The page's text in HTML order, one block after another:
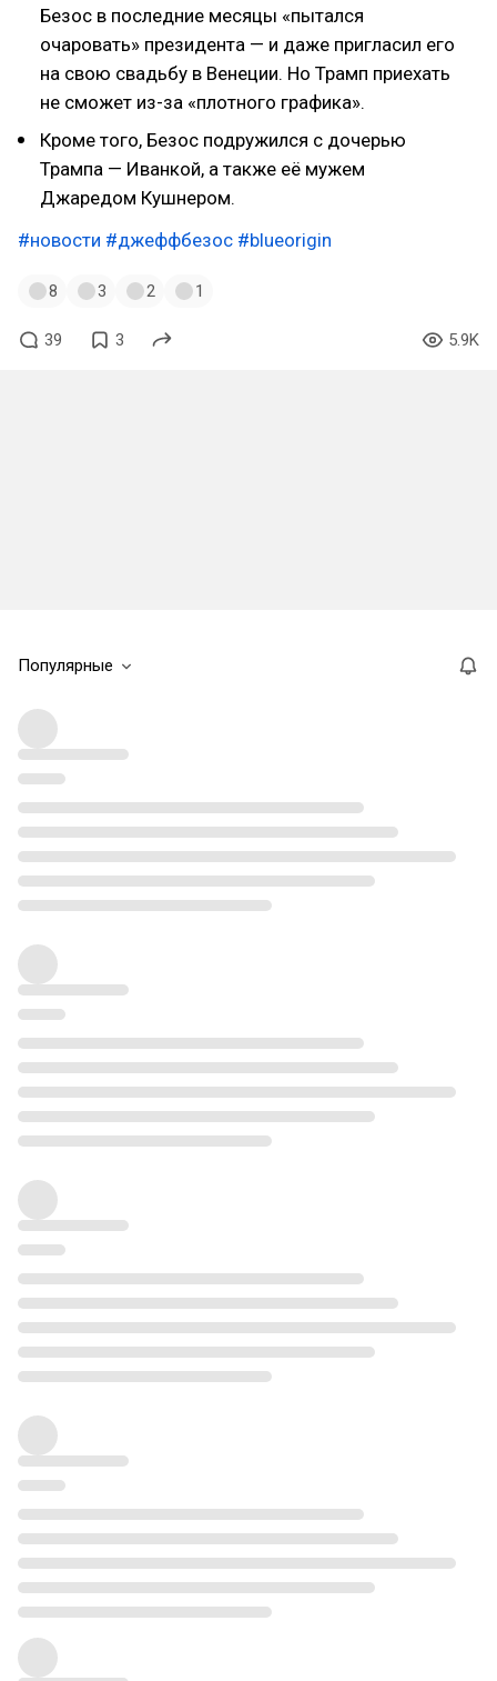
Безос в последние месяцы «пытался
очаровать» президента — и даже пригласил его
на свою свадьбу в Венеции. Но Трамп приехать
не сможет из-за «плотного графика».
Кроме того, Безос подружился с дочерью
Трампа — Иванкой, а также её мужем
Джаредом Кушнером.
#новости #джеффбезос #blueorigin
8 3 2 1
39 3 5.9K
Популярные